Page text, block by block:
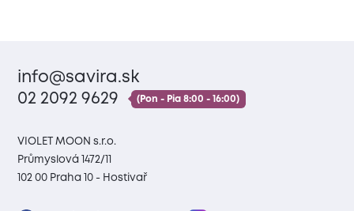
info@savira.sk
02 2092 9629
(Pon - Pia 8:00 - 16:00)
VIOLET MOON s.r.o.
Průmyslová 1472/11
102 00 Praha 10 - Hostivař